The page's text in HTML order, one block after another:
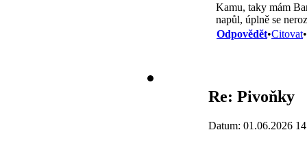
Kamu, taky mám
napůl, úplně se
Odpovědět•Citovat•
Re: Pivoňky
Datum: 01.06.2026